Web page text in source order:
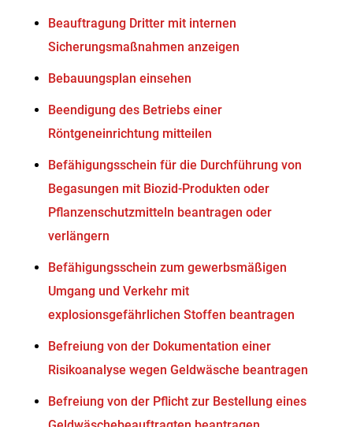
Beauftragung Dritter mit internen
Sicherungsmaßnahmen anzeigen
Bebauungsplan einsehen
Beendigung des Betriebs einer
Röntgeneinrichtung mitteilen
Befähigungsschein für die Durchführung von
Begasungen mit Biozid-Produkten oder
Pflanzenschutzmitteln beantragen oder
verlängern
Befähigungsschein zum gewerbsmäßigen
Umgang und Verkehr mit
explosionsgefährlichen Stoffen beantragen
Befreiung von der Dokumentation einer
Risikoanalyse wegen Geldwäsche beantragen
Befreiung von der Pflicht zur Bestellung eines